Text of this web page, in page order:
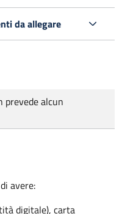
da allegare
prevede alcun
avere:
digitale), carta